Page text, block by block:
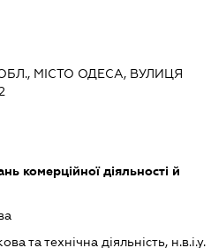
МІСТО ОДЕСА, ВУЛИЦЯ
комерційної діяльності й
та технічна діяльність, н.в.і.у.